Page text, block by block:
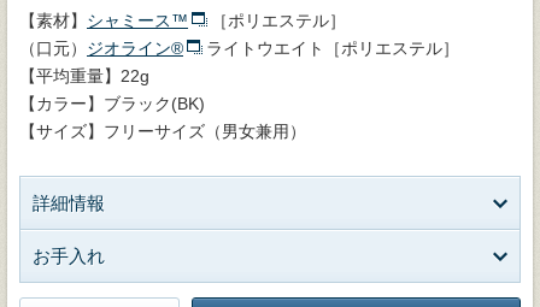
【素材】 シャミース™
［ポリエステル］
（口元） ジオライン®
ライトウエイト［ポリエステル］
【平均重量】22g
【カラー】ブラック(BK)
【サイズ】フリーサイズ（男女兼用）
詳細情報
お手入れ